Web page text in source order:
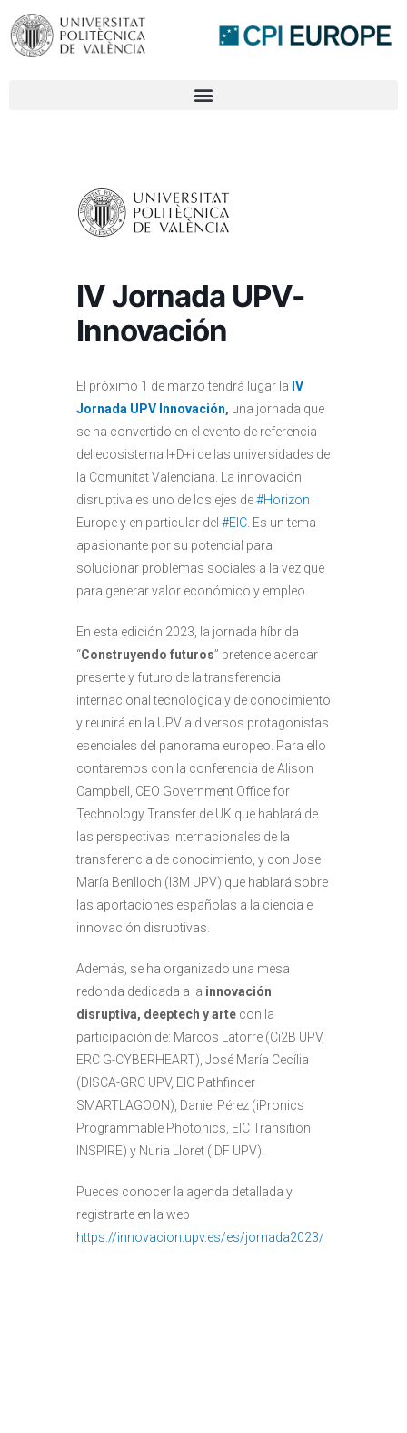
IV Jornada UPV-
Innovación
El próximo 1 de marzo tendrá lugar la IV
Jornada UPV Innovación, una jornada que
se ha convertido en el evento de referencia
del ecosistema I+D+i de las universidades de
la Comunitat Valenciana. La innovación
disruptiva es uno de los ejes de#Horizon
Europe y en particular del #EIC . Es un tema
apasionante por su potencial para
solucionar problemas sociales a la vez que
para generar valor económico y empleo.
En esta edición 2023, la jornada híbrida
“Construyendo futuros” pretende acercar
presente y futuro de la transferencia
internacional tecnológica y de conocimiento
y reunirá en la UPV a diversos protagonistas
esenciales del panorama europeo. Para ello
contaremos con la conferencia de Alison
Campbell, CEO Government Office for
Technology Transfer de UK que hablará de
las perspectivas internacionales de la
transferencia de conocimiento, y con Jose
María Benlloch (I3M UPV) que hablará sobre
las aportaciones españolas a la ciencia e
innovación disruptivas.
Además, se ha organizado una mesa
redonda dedicada a la innovación
disruptiva, deeptech y arte con la
participación de: Marcos Latorre (Ci2B UPV,
ERC G-CYBERHEART), José María Cecília
(DISCA-GRC UPV, EIC Pathfinder
SMARTLAGOON), Daniel Pérez (iPronics
Programmable Photonics, EIC Transition
INSPIRE) y Nuria Lloret (IDF UPV).
Puedes conocer la agenda detallada y
registrarte en la web
https://innovacion.upv.es/es/jornada2023/